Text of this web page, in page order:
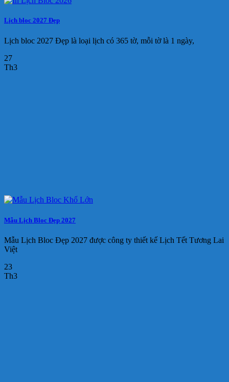
Lịch bloc 2027 Đẹp
Lịch bloc 2027 Đẹp là loại lịch có 365 tờ, mỗi tờ là 1 ngày,
27
Th3
Mẫu Lịch Bloc Đẹp 2027
Mẫu Lịch Bloc Đẹp 2027 được công ty thiết kế Lịch Tết Tương Lai
Việt
23
Th3